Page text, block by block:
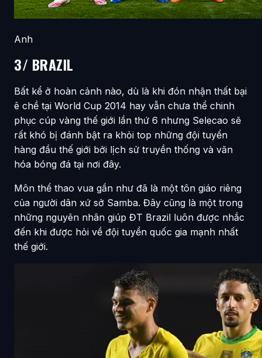
Anh
3/ BRAZIL
Bất kể ở hoàn cảnh nào, dù là khi đón nhận thất bại
ê chề tại World Cup 2014 hay vẫn chưa thể chinh
phục cúp vàng thế giới lần thứ 6 nhưng Selecao sẽ
rất khó bị đánh bật ra khỏi top những đội tuyển
hàng đầu thế giới bởi lịch sử truyền thống và văn
hóa bóng đá tại nơi đây.
Môn thể thao vua gần như đã là một tôn giáo riêng
của người dân xứ sở Samba. Đây cũng là một trong
những nguyên nhân giúp ĐT Brazil luôn được nhắc
đến khi được hỏi về đội tuyển quốc gia mạnh nhất
thế giới.